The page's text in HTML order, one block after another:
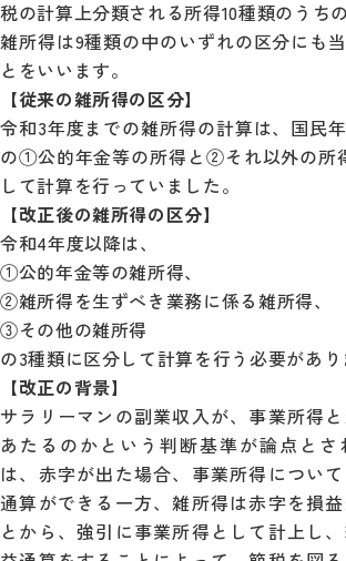
税の計算上分類される所得10種類のうち
雑所得は9種類の中のいずれの区分にも
とをいいます。
【従来の雑所得の区分】
令和3年度までの雑所得の計算は、国民
の①公的年金等の所得と②それ以外の所
して計算を行っていました。
【改正後の雑所得の区分】
令和4年度以降は、
①公的年金等の雑所得、
②雑所得を生ずべき業務に係る雑所得、
③その他の雑所得
の3種類に区分して計算を行う必要があり
【改正の背景】
サラリーマンの副業収入が、事業所得
あたるのかという判断基準が論点とさ
は、赤字が出た場合、事業所得につい
通算ができる一方、雑所得は赤字を損
とから、強引に事業所得として計上し